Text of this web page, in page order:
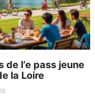
l’e pass jeune
la Loire